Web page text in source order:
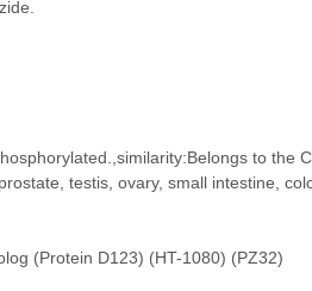
to the
testis, ovary, small intestine,
(Protein D123) (HT-1080) (PZ32)